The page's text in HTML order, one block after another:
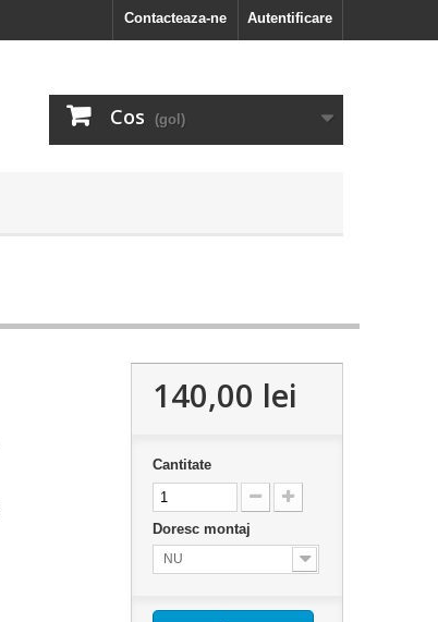
Autentificare
Contacteaza-ne
Cos (gol)
140,00 lei
Cantitate
Doresc montaj
NU